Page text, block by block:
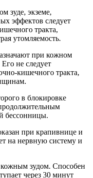
зуде, экземе,
эффектов следует
тракта,
утомляемость.
при кожном
не следует
кишечного тракта,
в блокировке
бессонницы.
при крапивнице и
на нервную систему и
зудом. Способен
через 30 минут